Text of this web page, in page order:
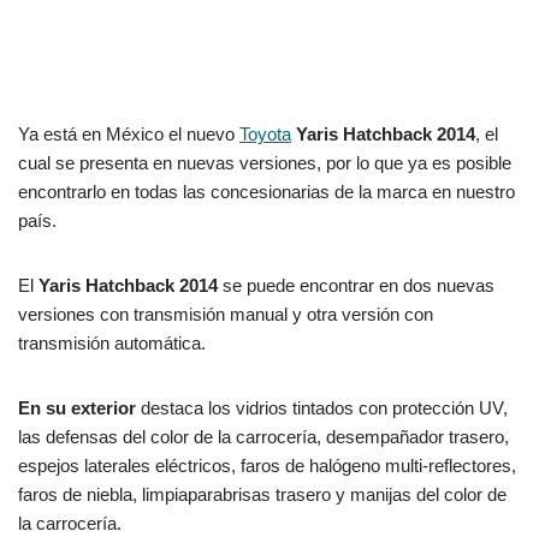
Ya está en México el nuevo Toyota Yaris Hatchback 2014, el
cual se presenta en nuevas versiones, por lo que ya es posible
encontrarlo en todas las concesionarias de la marca en nuestro
país.
El Yaris Hatchback 2014se puede encontrar en dos nuevas
versiones con transmisión manual y otra versión con
transmisión automática.
En su exterior destaca los vidrios tintados con protección UV,
las defensas del color de la carrocería, desempañador trasero,
espejos laterales eléctricos, faros de halógeno multi-reflectores,
faros de niebla, limpiaparabrisas trasero y manijas del color de
la carrocería.